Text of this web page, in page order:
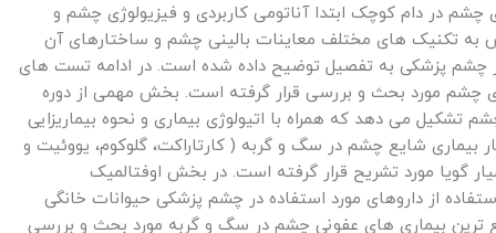
در دام کوچک ابتدا آناتومی کاربردی و فیزیولوژی چشم و
تکنیک های مختلف معاینات بالینی چشم و ساختارهای آن
در چشم پزشکی به تفصیل توضیح داده شده است. در ادامه تست های
مورد بحث و بررسی قرار گرفته است. بخش مهمی از دوره
تشکیل می دهد که همراه با اتیولوژی بیماری و نحوه بیماریزایی
شایع چشم در سگ و گربه ( کارتاراکت، گلوکوم، یووئیت و
گویا مورد تشریح قرار گرفته است. در بخش اوفتالمیک
از داروهای مورد استفاده در چشم پزشکی حیوانات خانگی
ترین بیماری های عفونی چشم در سگ و گربه مورد بحث و بررسی